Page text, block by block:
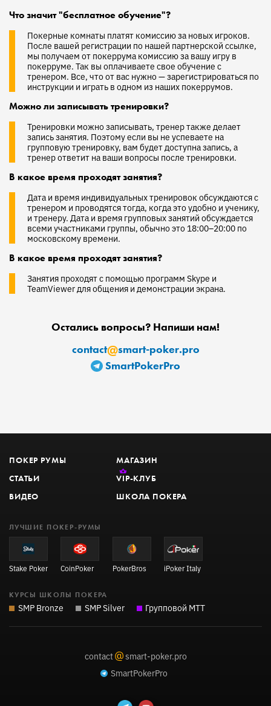
Что значит "бесплатное обучение"?
Покерные комнаты платят комиссию за новых игроков.
После вашей регистрации по нашей партнерской ссылке,
мы получаем от покеррума комиссию за вашу игру в
покерруме. Так вы оплачиваете свое обучение с
тренером. Все, что от вас нужно — зарегистрироваться по
инструкции и играть в одном из наших покеррумов.
Можно ли записывать тренировки?
Тренировки можно записывать, тренер также делает
запись занятия. Поэтому если вы не успеваете на
групповую тренировку, вам будет доступна запись, а
тренер ответит на ваши вопросы после тренировки.
В какое время проходят занятия?
Дата и время индивидуальных тренировок обсуждаются с
тренером и проводятся тогда, когда это удобно и ученику,
и тренеру. Дата и время групповых занятий обсуждается
всеми участниками группы, обычно это 18:00–20:00 по
московскому времени.
В какое время проходят занятия?
Занятия проходят с помощью программ Skype и
TeamViewer для общения и демонстрации экрана.
Остались вопросы? Напиши нам!
contact@smart-poker.pro
SmartPokerPro
ПОКЕР РУМЫ
СТАТЬИ
ВИДЕО
МАГАЗИН
VIP-КЛУБ
ШКОЛА ПОКЕРА
ЛУЧШИЕ ПОКЕР-РУМЫ
Stake Poker CoinPoker PokerBros iPoker Italy
КУРСЫ ШКОЛЫ ПОКЕРА
SMP Bronze SMP Silver Групповой MTT
contact@smart-poker.pro
SmartPokerPro